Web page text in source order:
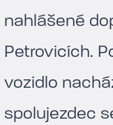
nahlášené
Petrovicích.
vozidlo
spolujezdec